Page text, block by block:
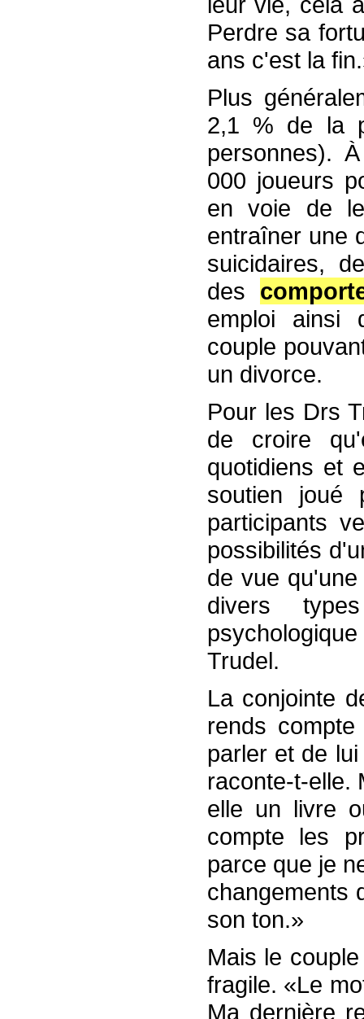
Perdre sa
ans c'est la
Plus
2,1 % de la
personnes).
000 joueurs
en voie de
entraîner une
suicidaires,
des
emploi ainsi
couple
un divorce.
Pour les Drs
de croire
quotidiens et
soutien joué
participants
possibilités
de vue
divers
Trudel.
La conjointe
rends
parler et de
raconte-t-elle.
elle un livre
compte les
parce que je
changements
son ton.»
Mais le
fragile. «Le
Ma dernière